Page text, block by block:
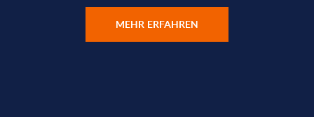
MEHR ERFAHREN